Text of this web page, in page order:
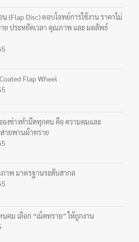
(Flap Disc) ตอบโจทย์การใช้งาน ราคาไม่
าย ประหยัดเวลา คุณภาพ และ ผลลัพธ์
Flap Wheel
งช่างทำมีดทุกคน คือ ความคมและ
ายพานผ้าทราย
าพ มาตรฐานระดับสากล
คม เลือก “เม็ดทราย” ให้ถูกงาน